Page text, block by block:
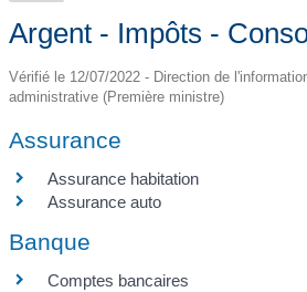
Argent - Impôts -
Vérifié le 12/07/2022 - Direction de
administrative (Première ministre)
Assurance
Assurance habitation
Assurance auto
Banque
Comptes bancaires